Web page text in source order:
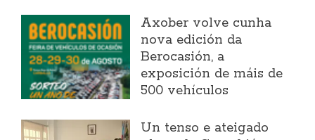
Axober volve cunha
nova edición da
Berocasión, a
exposición de máis de
500 vehículos
Un tenso e ateigado